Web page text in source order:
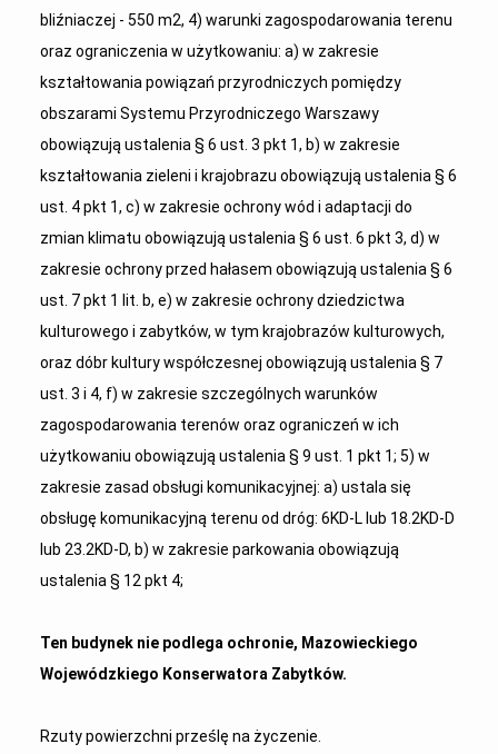
bliźniaczej - 550 m2, 4) warunki zagospodarowania terenu
oraz ograniczenia w użytkowaniu: a) w zakresie
kształtowania powiązań przyrodniczych pomiędzy
obszarami Systemu Przyrodniczego Warszawy
obowiązują ustalenia § 6 ust. 3 pkt 1, b) w zakresie
kształtowania zieleni i krajobrazu obowiązują ustalenia § 6
ust. 4 pkt 1, c) w zakresie ochrony wód i adaptacji do
zmian klimatu obowiązują ustalenia § 6 ust. 6 pkt 3, d) w
zakresie ochrony przed hałasem obowiązują ustalenia § 6
ust. 7 pkt 1 lit. b, e) w zakresie ochrony dziedzictwa
kulturowego i zabytków, w tym krajobrazów kulturowych,
oraz dóbr kultury współczesnej obowiązują ustalenia § 7
ust. 3 i 4, f) w zakresie szczególnych warunków
zagospodarowania terenów oraz ograniczeń w ich
użytkowaniu obowiązują ustalenia § 9 ust. 1 pkt 1; 5) w
zakresie zasad obsługi komunikacyjnej: a) ustala się
obsługę komunikacyjną terenu od dróg: 6KD-L lub 18.2KD-D
lub 23.2KD-D, b) w zakresie parkowania obowiązują
ustalenia § 12 pkt 4;
Ten budynek nie podlega ochronie, Mazowieckiego
Wojewódzkiego Konserwatora Zabytków.
Rzuty powierzchni prześlę na życzenie.